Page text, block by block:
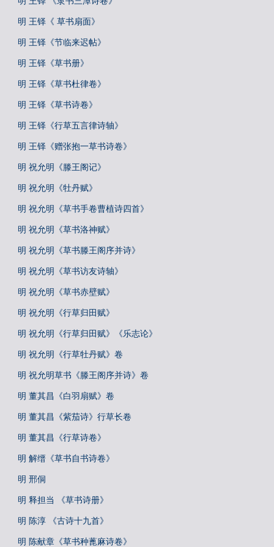
明 王铎《 草书扇面》
明 王铎《节临来迟帖》
明 王铎《草书册》
明 王铎《草书杜律卷》
明 王铎《草书诗卷》
明 王铎《行草五言律诗轴》
明 王铎《赠张抱一草书诗卷》
明 祝允明《滕王阁记》
明 祝允明《牡丹赋》
明 祝允明《草书手卷曹植诗四首》
明 祝允明《草书洛神赋》
明 祝允明《草书滕王阁序并诗》
明 祝允明《草书访友诗轴》
明 祝允明《草书赤壁赋》
明 祝允明《行草归田赋》
明 祝允明《行草归田赋》《乐志论》
明 祝允明《行草牡丹赋》卷
明 祝允明草书《滕王阁序并诗》卷
明 董其昌《白羽扇赋》卷
明 董其昌《紫茄诗》行草长卷
明 董其昌《行草诗卷》
明 解缙《草书自书诗卷》
明 邢侗
明 释担当 《草书诗册》
明 陈淳 《古诗十九首》
明 陈献章《草书种蓖麻诗卷》